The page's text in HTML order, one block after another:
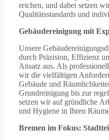
reichen, und dabei setzen
Qualitätsstandards und
Gebäudereinigung mit
Unsere
durch Präzision, Effizienz
Ansatz aus. Als
wir die vielfältigen
Gebäude und
Grundreinigung bis zur
setzen wir auf gründliche
und Hygiene in Ihren
Bremen im Fokus: